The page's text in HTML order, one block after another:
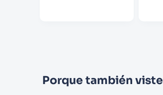
Porque también viste